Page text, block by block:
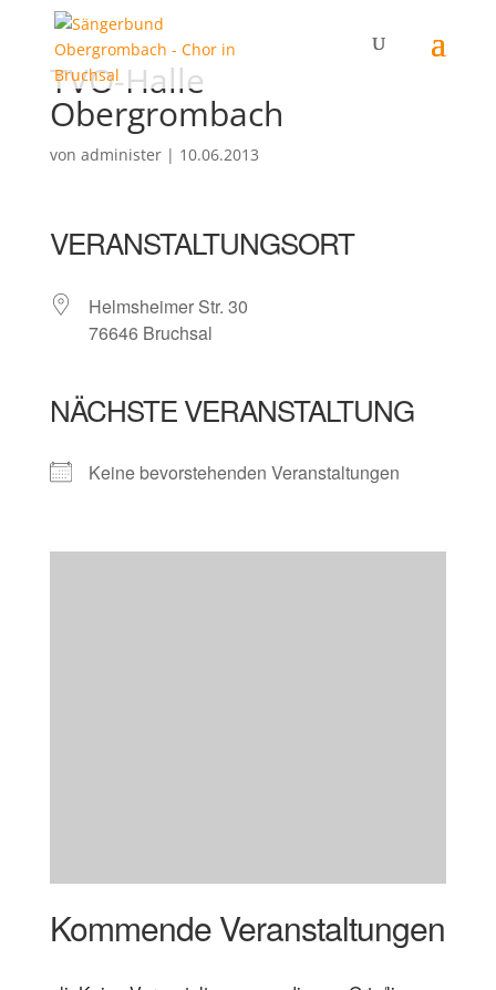
TVO-Halle
Obergrombach
von administer| 10.06.2013
VERANSTALTUNGSORT
Helmsheimer Str. 30
76646 Bruchsal
NÄCHSTE VERANSTALTUNG
Keine bevorstehenden Veranstaltungen
Kommende Veranstaltungen